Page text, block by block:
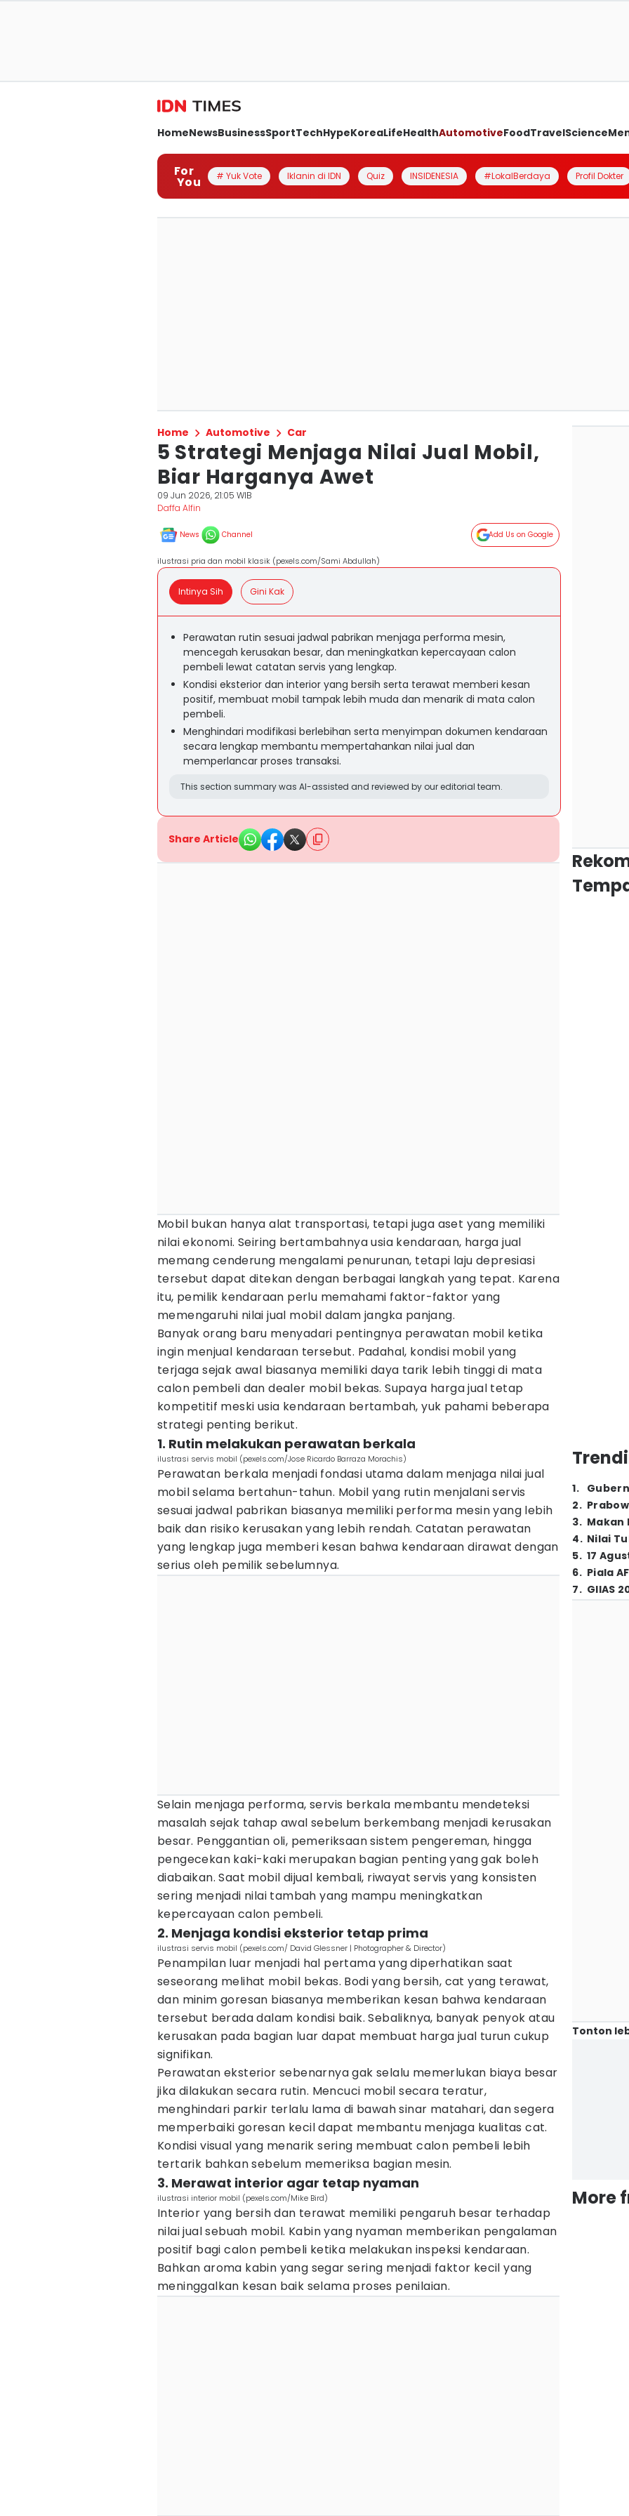
HomeNewsBusinessSportTechHypeKoreaLifeHealthAutomotiveFoodTravelScience
For
You # Yuk Vote Iklanin di IDN Quiz INSIDENESIA #LokalBerdaya Profil Dokter
Home Automotive Car
5 Strategi Menjaga Nilai Jual Mobil,
Biar Harganya Awet
09 Jun 2026, 21:05 WIB
Daffa Alfin
News Channel Add Us on Google
ilustrasi pria dan mobil klasik (pexels.com/Sami Abdullah)
Intinya Sih Gini Kak
Perawatan rutin sesuai jadwal pabrikan menjaga performa mesin,
mencegah kerusakan besar, dan meningkatkan kepercayaan calon
pembeli lewat catatan servis yang lengkap.
Kondisi eksterior dan interior yang bersih serta terawat memberi kesan
positif, membuat mobil tampak lebih muda dan menarik di mata calon
pembeli.
Menghindari modifikasi berlebihan serta menyimpan dokumen kendaraan
secara lengkap membantu mempertahankan nilai jual dan
memperlancar proses transaksi.
This section summary was AI-assisted and reviewed by our editorial team.
Share Article
Mobil bukan hanya alat transportasi, tetapi juga aset yang memiliki
nilai ekonomi. Seiring bertambahnya usia kendaraan, harga jual
memang cenderung mengalami penurunan, tetapi laju depresiasi
tersebut dapat ditekan dengan berbagai langkah yang tepat. Karena
itu, pemilik kendaraan perlu memahami faktor-faktor yang
memengaruhi nilai jual mobil dalam jangka panjang.
Banyak orang baru menyadari pentingnya perawatan mobil ketika
ingin menjual kendaraan tersebut. Padahal, kondisi mobil yang
terjaga sejak awal biasanya memiliki daya tarik lebih tinggi di mata
calon pembeli dan dealer mobil bekas. Supaya harga jual tetap
kompetitif meski usia kendaraan bertambah, yuk pahami beberapa
strategi penting berikut.
1. Rutin melakukan perawatan berkala
ilustrasi servis mobil (pexels.com/Jose Ricardo Barraza Morachis)
Perawatan berkala menjadi fondasi utama dalam menjaga nilai jual
mobil selama bertahun-tahun. Mobil yang rutin menjalani servis
sesuai jadwal pabrikan biasanya memiliki performa mesin yang lebih
baik dan risiko kerusakan yang lebih rendah. Catatan perawatan
yang lengkap juga memberi kesan bahwa kendaraan dirawat dengan
serius oleh pemilik sebelumnya.
Selain menjaga performa, servis berkala membantu mendeteksi
masalah sejak tahap awal sebelum berkembang menjadi kerusakan
besar. Penggantian oli, pemeriksaan sistem pengereman, hingga
pengecekan kaki-kaki merupakan bagian penting yang gak boleh
diabaikan. Saat mobil dijual kembali, riwayat servis yang konsisten
sering menjadi nilai tambah yang mampu meningkatkan
kepercayaan calon pembeli.
2. Menjaga kondisi eksterior tetap prima
ilustrasi servis mobil (pexels.com/ David Glessner | Photographer & Director)
Penampilan luar menjadi hal pertama yang diperhatikan saat
seseorang melihat mobil bekas. Bodi yang bersih, cat yang terawat,
dan minim goresan biasanya memberikan kesan bahwa kendaraan
tersebut berada dalam kondisi baik. Sebaliknya, banyak penyok atau
kerusakan pada bagian luar dapat membuat harga jual turun cukup
signifikan.
Perawatan eksterior sebenarnya gak selalu memerlukan biaya besar
jika dilakukan secara rutin. Mencuci mobil secara teratur,
menghindari parkir terlalu lama di bawah sinar matahari, dan segera
memperbaiki goresan kecil dapat membantu menjaga kualitas cat.
Kondisi visual yang menarik sering membuat calon pembeli lebih
tertarik bahkan sebelum memeriksa bagian mesin.
3. Merawat interior agar tetap nyaman
ilustrasi interior mobil (pexels.com/Mike Bird)
Interior yang bersih dan terawat memiliki pengaruh besar terhadap
nilai jual sebuah mobil. Kabin yang nyaman memberikan pengalaman
positif bagi calon pembeli ketika melakukan inspeksi kendaraan.
Bahkan aroma kabin yang segar sering menjadi faktor kecil yang
meninggalkan kesan baik selama proses penilaian.
1.
2.
3. Makan
4. Nilai
5. 17
6. Piala
7. GIIAS
Tonton
More